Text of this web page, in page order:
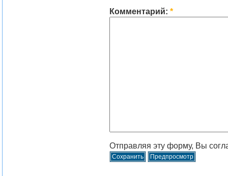
Комментарий: *
Отправляя эту форму, Вы